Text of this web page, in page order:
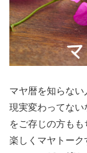
マヤ暦を知らな
現実変わってない
をご存じの方もも
楽しくマヤトーク